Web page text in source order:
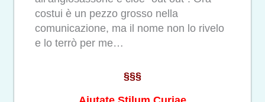
costui è un pezzo grosso nella
comunicazione, ma il nome non lo rivelo
e lo terrò per me…
§§§